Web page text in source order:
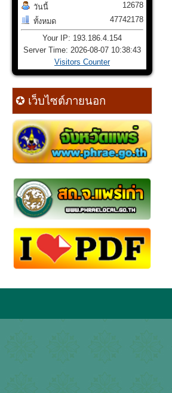
วันนี้
ทั้งหมด
12678
47742178
Your IP: 193.186.4.154
Server Time: 2026-08-07 10:38:43
Visitors Counter
✪ เว็บไซต์ภายนอก